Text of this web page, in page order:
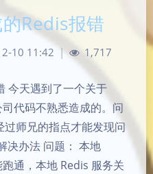
Redis报错
10 11:42 | 1,717
今天遇到了一个关于
代码不熟悉造成的。问
师兄的指点才能发现问
决办法 问题： 本地
通，本地 Redis 服务关